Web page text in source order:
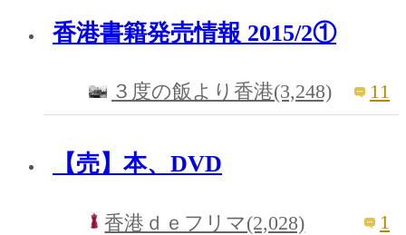
香港書籍発売情報 2015/2①
３度の飯より香港(3,248) 11
【売】本、DVD
香港ｄｅフリマ(2,028) 1